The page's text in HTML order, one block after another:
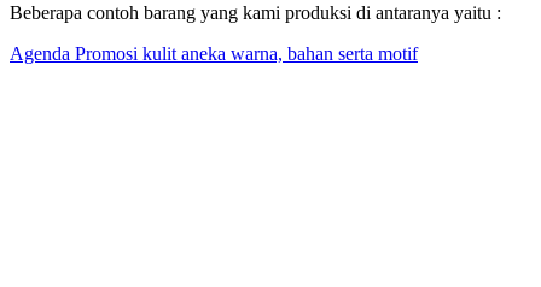
Beberapa contoh barang yang kami produksi di antaranya yaitu :
Agenda Promosi kulit aneka warna, bahan serta motif